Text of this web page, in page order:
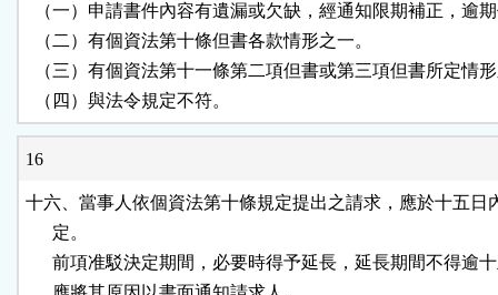
（一）申請書件內容有遺漏或欠缺，經通知限期補正，逾
  （二）有個資法第十條但書各款情形之一。
（三）有個資法第十一條第二項但書或第三項但書所定情
  （四）與法令規定不符。
16
十六、當事人依個資法第十條規定提出之請求，應於十五日
      定。
前項准駁決定期間，必要時得予延長，延長期間不得逾